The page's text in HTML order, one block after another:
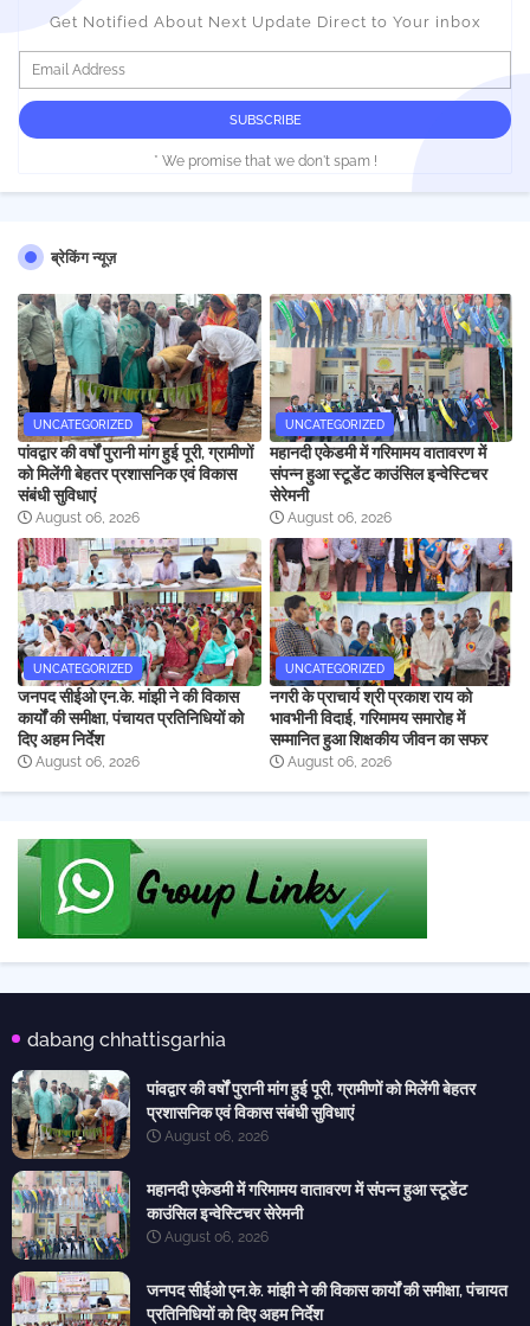
Get Notified About Next Update Direct to Your inbox
* We promise that we don't spam !
ब्रेकिंग न्यूज़
UNCATEGORIZED
पांवद्वार की वर्षों पुरानी मांग हुई पूरी, ग्रामीणों
को मिलेंगी बेहतर प्रशासनिक एवं विकास
संबंधी सुविधाएं
August 06, 2026
UNCATEGORIZED
महानदी एकेडमी में गरिमामय वातावरण में
संपन्न हुआ स्टूडेंट काउंसिल इन्वेस्टिचर
सेरेमनी
August 06, 2026
UNCATEGORIZED
जनपद सीईओ एन.के. मांझी ने की विकास
कार्यों की समीक्षा, पंचायत प्रतिनिधियों को
दिए अहम निर्देश
August 06, 2026
UNCATEGORIZED
नगरी के प्राचार्य श्री प्रकाश राय को
भावभीनी विदाई, गरिमामय समारोह में
सम्मानित हुआ शिक्षकीय जीवन का सफर
August 06, 2026
dabang chhattisgarhia
पांवद्वार की वर्षों पुरानी मांग हुई पूरी, ग्रामीणों को मिलेंगी बेहतर
प्रशासनिक एवं विकास संबंधी सुविधाएं
August 06, 2026
महानदी एकेडमी में गरिमामय वातावरण में संपन्न हुआ स्टूडेंट
काउंसिल इन्वेस्टिचर सेरेमनी
August 06, 2026
जनपद सीईओ एन.के. मांझी ने की विकास कार्यों की समीक्षा, पंचायत
प्रतिनिधियों को दिए अहम निर्देश